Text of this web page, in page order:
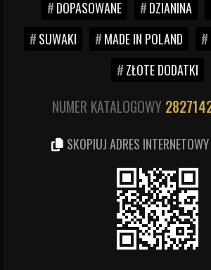
DOPASOWANE
DZIANINA
SUWAKI
MADE IN POLAND
ZŁOTE DODATKI
NUMER KATALOGOWY
SKOPIUJ ADRES